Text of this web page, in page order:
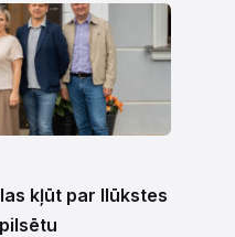
kļūt par Ilūkstes